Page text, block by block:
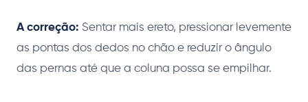
A correção: Sentar mais ereto, pressionar levemente
as pontas dos dedos no chão e reduzir o ângulo
das pernas até que a coluna possa se empilhar.